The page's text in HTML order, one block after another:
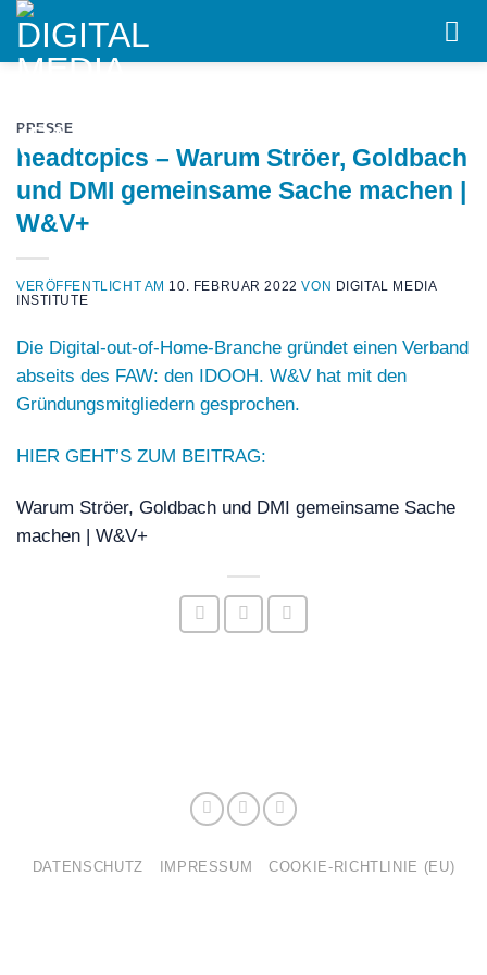
Skip
content
PRESSE
headtopics – Warum Ströer, Goldbach
und DMI gemeinsame Sache machen |
W&V+
VERÖFFENTLICHT AM 10. FEBRUAR 2022 VON DIGITAL MEDIA
INSTITUTE
Die Digital-out-of-Home-Branche gründet einen Verband
abseits des FAW: den IDOOH. W&V hat mit den
Gründungsmitgliedern gesprochen.
HIER GEHT’S ZUM BEITRAG:
Warum Ströer, Goldbach und DMI gemeinsame Sache
machen | W&V+
DATENSCHUTZ IMPRESSUM COOKIE-RICHTLINIE (EU)